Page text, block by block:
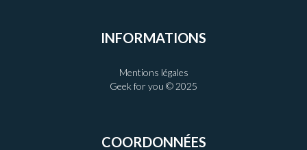
INFORMATIONS
Mentions légales
Geek for you © 2025
COORDONNÉES